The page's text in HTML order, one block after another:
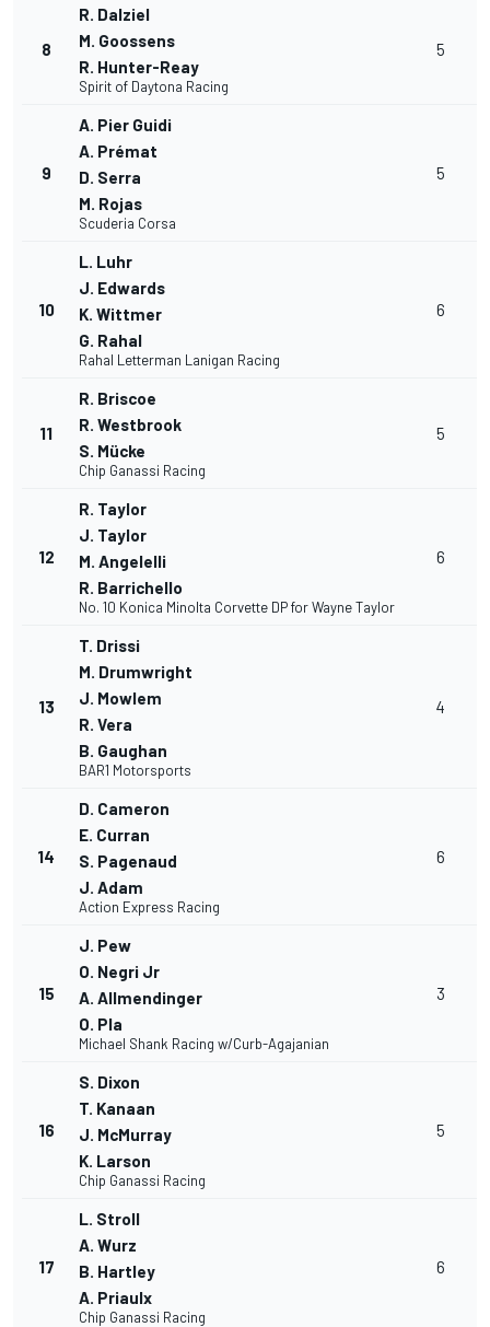
8
R. Dalziel
M. Goossens
R. Hunter-Reay
Spirit of Daytona Racing
5
9
A. Pier Guidi
A. Prémat
D. Serra
M. Rojas
Scuderia Corsa
5
10
L. Luhr
J. Edwards
K. Wittmer
G. Rahal
Rahal Letterman Lanigan Racing
6
11
R. Briscoe
R. Westbrook
S. Mücke
Chip Ganassi Racing
5
12
R. Taylor
J. Taylor
M. Angelelli
R. Barrichello
No. 10 Konica Minolta Corvette DP for Wayne Taylor
6
13
T. Drissi
M. Drumwright
J. Mowlem
R. Vera
B. Gaughan
BAR1 Motorsports
4
14
D. Cameron
E. Curran
S. Pagenaud
J. Adam
Action Express Racing
6
15
J. Pew
O. Negri Jr
A. Allmendinger
O. Pla
Michael Shank Racing w/Curb-Agajanian
3
16
S. Dixon
T. Kanaan
J. McMurray
K. Larson
Chip Ganassi Racing
5
17
L. Stroll
A. Wurz
B. Hartley
A. Priaulx
Chip Ganassi Racing
6